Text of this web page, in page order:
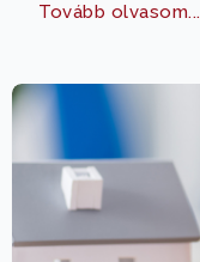
Tovább olvasom...